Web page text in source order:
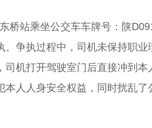
桥站乘坐公交车车牌号：陕
争执过程中，司机未保持职
机打开驾驶室门后直接冲到
人人身安全权益，同时扰乱